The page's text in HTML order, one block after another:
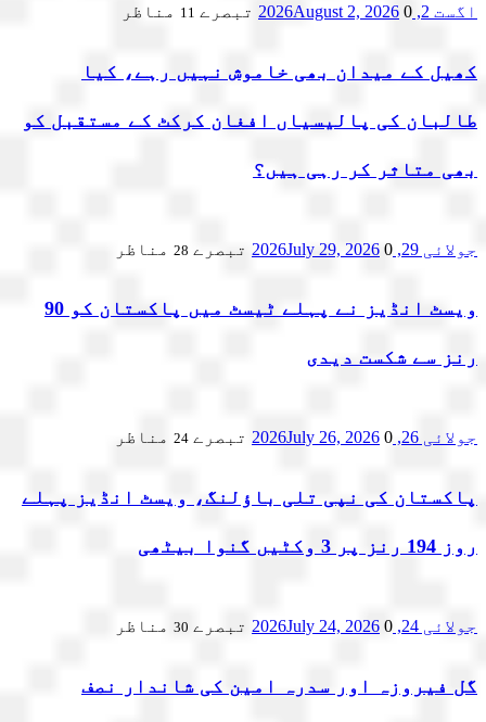
اگست 2, 2026 August 2, 2026 0 تبصرے 11 مناظر
کھیل کے میدان بھی خاموش نہیں رہے، کیا
طالبان کی پالیسیاں افغان کرکٹ کے مستقبل کو
بھی متاثر کر رہی ہیں؟
جولائی 29, 2026 July 29, 2026 0 تبصرے 28 مناظر
ویسٹ انڈیز نے پہلے ٹیسٹ میں پاکستان کو 90
رنز سے شکست دیدی
جولائی 26, 2026 July 26, 2026 0 تبصرے 24 مناظر
پاکستان کی نپی تلی باؤلنگ، ویسٹ انڈیز پہلے
روز 194 رنز پر 3 وکٹیں گنوا بیٹھی
جولائی 24, 2026 July 24, 2026 0 تبصرے 30 مناظر
گل فیروزہ اور سدرہ امین کی شاندار نصف